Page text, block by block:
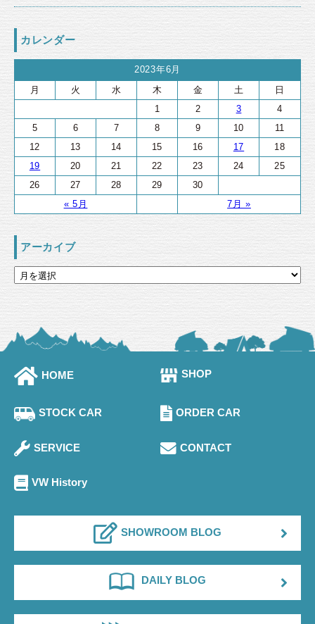
カレンダー
2023年6月
月
火 水 木 金 土 日
« 5月 7月 »
1 2 3
4
5
6 7 8 9 10
11
12
13 14 15 16 17
18
19
20 21 22 23 24
25
26
27 28 29 30
アーカイブ
HOME SHOP
STOCK CAR ORDER CAR
SERVICE CONTACT
VW History
SHOWROOM BLOG
DAILY BLOG